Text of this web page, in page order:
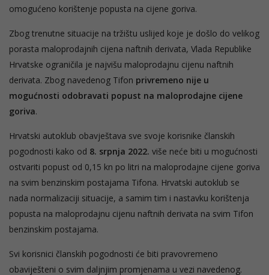
omogućeno korištenje popusta na cijene goriva.
Zbog trenutne situacije na tržištu uslijed koje je došlo do velikog
porasta maloprodajnih cijena naftnih derivata, Vlada Republike
Hrvatske ograničila je najvišu maloprodajnu cijenu naftnih
derivata. Zbog navedenog Tifon privremeno nije u
mogućnosti odobravati popust na maloprodajne cijene
goriva.
Hrvatski autoklub obavještava sve svoje korisnike članskih
pogodnosti kako od 8. srpnja 2022. više neće biti u mogućnosti
ostvariti popust od 0,15 kn po litri na maloprodajne cijene goriva
na svim benzinskim postajama Tifona. Hrvatski autoklub se
nada normalizaciji situacije, a samim tim i nastavku korištenja
popusta na maloprodajnu cijenu naftnih derivata na svim Tifon
benzinskim postajama.
Svi korisnici članskih pogodnosti će biti pravovremeno
obaviješteni o svim daljnjim promjenama u vezi navedenog.